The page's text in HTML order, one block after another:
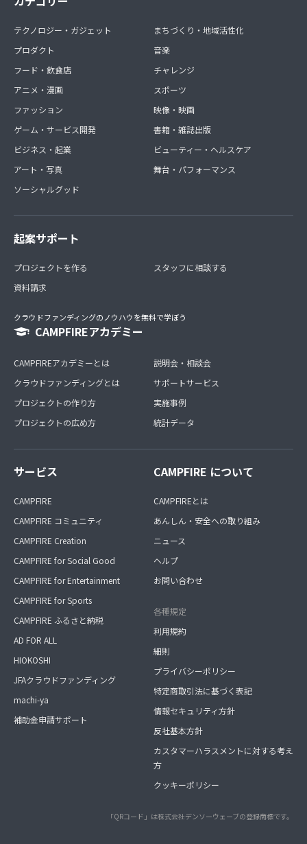
テクノロジー・ガジェット
プロダクト
フード・飲食店
アニメ・漫画
ファッション
ゲーム・サービス開発
ビジネス・起業
アート・写真
ソーシャルグッド
まちづくり・地域活性化
音楽
チャレンジ
スポーツ
映像・映画
書籍・雑誌出版
ビューティー・ヘルスケア
舞台・パフォーマンス
起案サポート
プロジェクトを作る
資料請求
スタッフに相談する
クラウドファンディングのノウハウを無料で学ぼう
CAMPFIREアカデミー
CAMPFIREアカデミーとは
クラウドファンディングとは
プロジェクトの作り方
プロジェクトの広め方
説明会・相談会
サポートサービス
実施事例
統計データ
サービス
CAMPFIRE
CAMPFIRE コミュニティ
CAMPFIRE Creation
CAMPFIRE for Social Good
CAMPFIRE for Entertainment
CAMPFIRE for Sports
CAMPFIRE ふるさと納税
AD FOR ALL
HIOKOSHI
JFAクラウドファンディング
machi-ya
補助金申請サポート
CAMPFIRE について
CAMPFIREとは
あんしん・安全への取り組み
ニュース
ヘルプ
お問い合わせ
各種規定
利用規約
細則
プライバシーポリシー
特定商取引法に基づく表記
情報セキュリティ方針
反社基本方針
カスタマーハラスメントに対する考え
方
クッキーポリシー
「QRコード」は株式会社デンソーウェーブの登録商標です。